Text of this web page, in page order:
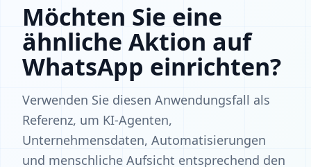
Möchten Sie eine
ähnliche Aktion auf
WhatsApp einrichten?
Verwenden Sie diesen Anwendungsfall als
Referenz, um KI-Agenten,
Unternehmensdaten, Automatisierungen
und menschliche Aufsicht entsprechend den